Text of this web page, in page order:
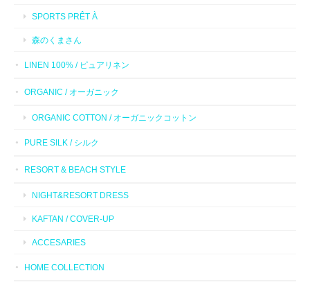
SPORTS PRÊT À
森のくまさん
LINEN 100% / ピュアリネン
ORGANIC / オーガニック
ORGANIC COTTON / オーガニックコットン
PURE SILK / シルク
RESORT & BEACH STYLE
NIGHT&RESORT DRESS
KAFTAN / COVER-UP
ACCESARIES
HOME COLLECTION